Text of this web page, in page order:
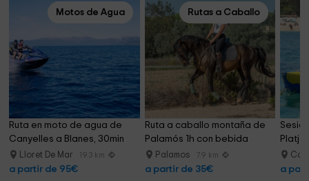
Motos de Agua
Ruta en moto de agua de
Canyelles a Blanes, 30min
Lloret De Mar 19.3 km
a partir de 95€
Rutas a Caballo
Ruta a caballo montaña de
Palamós 1h con bebida
Palamos 7.9 km
a partir de 35€
Platja
a